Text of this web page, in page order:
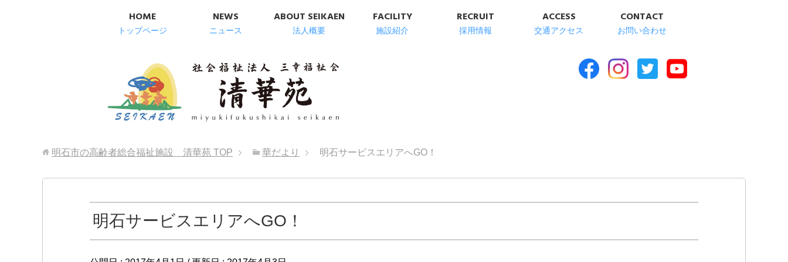
HOME
トップページ
NEWS
ニュース
ABOUT SEIKAEN
法人概要
FACILITY
施設紹介
RECRUIT
採用情報
ACCESS
交通アクセス
CONTACT
お問い合わせ
明石市の高齢者総合福祉施設 清華苑
明石市の高齢者総合福祉施設 清華苑 TOP 華だより 明石サービスエリアへGO！
明石サービスエリアへGO！